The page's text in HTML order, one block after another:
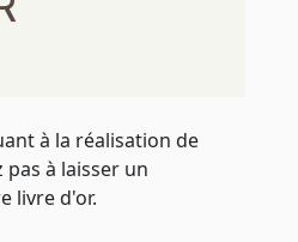
à la réalisation de
pas à laisser un
livre d'or.